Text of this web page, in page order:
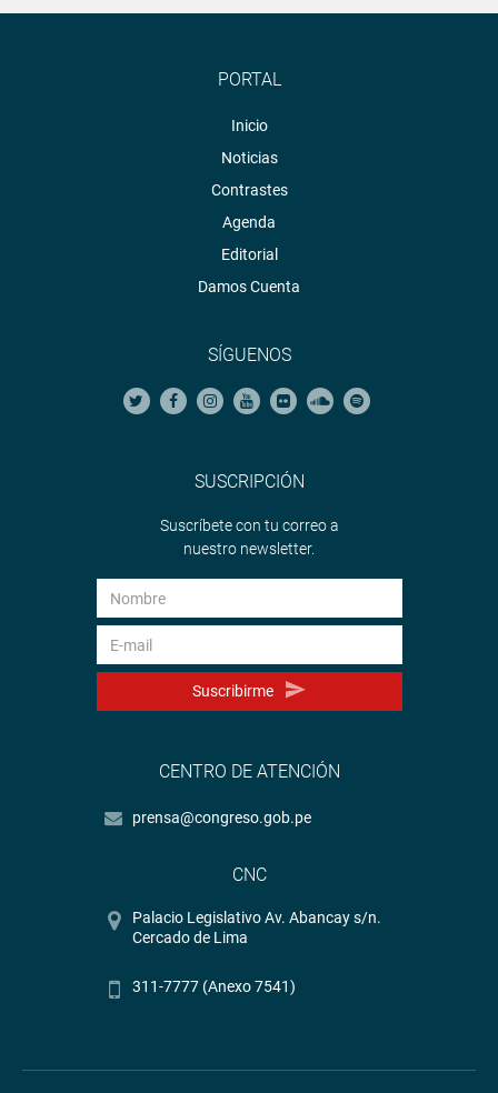
PORTAL
Inicio
Noticias
Contrastes
Agenda
Editorial
Damos Cuenta
SÍGUENOS
SUSCRIPCIÓN
Suscríbete con tu correo a
nuestro newsletter.
Suscribirme
CENTRO DE ATENCIÓN
prensa@congreso.gob.pe
CNC
Palacio Legislativo Av. Abancay s/n.
Cercado de Lima
311-7777 (Anexo 7541)